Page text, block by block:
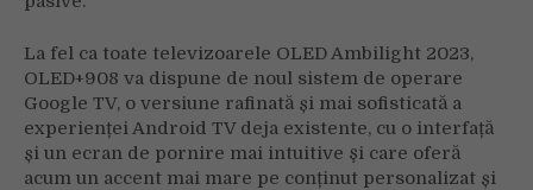
La fel ca toate televizoarele OLED Ambilight 2023,
OLED+908 va dispune de noul sistem de operare
Google TV, o versiune rafinată și mai sofisticată a
experienței Android TV deja existente, cu o interfață
și un ecran de pornire mai intuitive şi care oferă
acum un accent mai mare pe conținut personalizat și